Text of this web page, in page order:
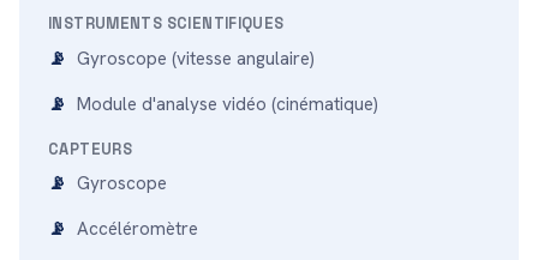
INSTRUMENTS SCIENTIFIQUES
Gyroscope (vitesse angulaire)
Module d'analyse vidéo (cinématique)
CAPTEURS
Gyroscope
Accéléromètre